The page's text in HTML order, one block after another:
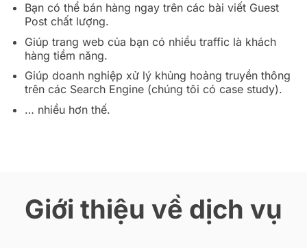
Bạn có thể bán hàng ngay trên các bài viết Guest
Post chất lượng.
Giúp trang web của bạn có nhiều traffic là khách
hàng tiềm năng.
Giúp doanh nghiệp xử lý khủng hoảng truyền thông
trên các Search Engine (chúng tôi có case study).
… nhiều hơn thế.
Giới thiệu về dịch vụ